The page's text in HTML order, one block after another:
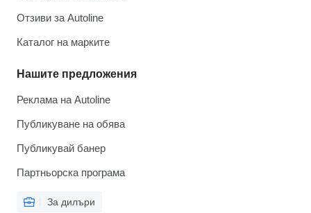
Отзиви за Autoline
Каталог на марките
Нашите предложения
Реклама на Autoline
Публикуване на обява
Публикувай банер
Партньорска програма
За дилъри